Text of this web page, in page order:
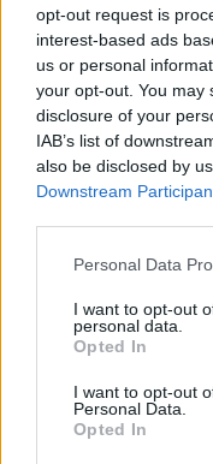
opt-out request is
interest-based ads
us or personal
your opt-out. You may
disclosure of your
IAB’s list of
also be disclosed by
Downstream
Please note that this
not limited to your
grant or deny consent
use your data for
consent section.
Personal Data
I want to opt-out
personal data.
Opted In
I want to opt-out
Personal Data.
Opted In
ΕΛΛΑΔΑ
Μυστράς: «Μου
μαρτυρία της
ξενοδοχείο-
5/08/2026 - 4:04μμ